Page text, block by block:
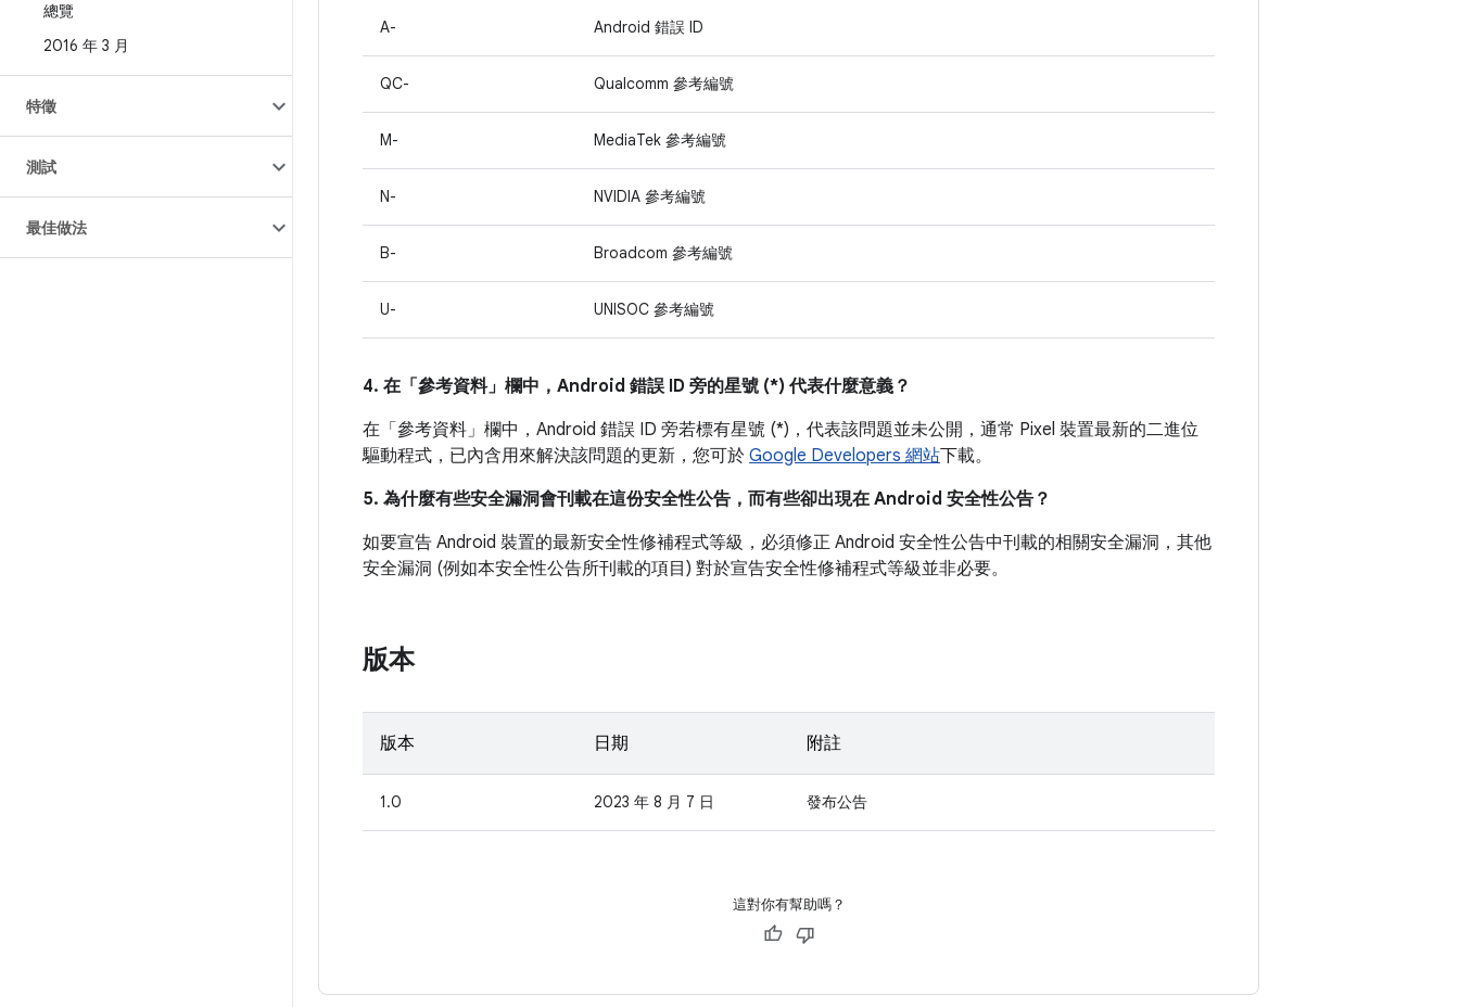
總覽
2016 年 3 月
特徵
測試
最佳做法
A- Android 錯誤 ID
QC- Qualcomm 參考編號
M- MediaTek 參考編號
N- NVIDIA 參考編號
B- Broadcom 參考編號
U- UNISOC 參考編號
4. 在「參考資料」 欄中，Android 錯誤 ID 旁的星號 (*) 代表什麼意義？
在「參考資料」 欄中，Android 錯誤 ID 旁若標有星號 (*)，代表該問題並未公開，通常 Pixel 裝置最新的二進位
驅動程式，已內含用來解決該問題的更新，您可於 Google Developers 網站下載。
5. 為什麼有些安全漏洞會刊載在這份安全性公告，而有些卻出現在 Android 安全性公告？
如要宣告 Android 裝置的最新安全性修補程式等級，必須修正 Android 安全性公告中刊載的相關安全漏洞，其他
安全漏洞 (例如本安全性公告所刊載的項目) 對於宣告安全性修補程式等級並非必要。
版本
版本 日期 附註
1.0 2023 年 8 月 7 日 發布公告
這對你有幫助嗎？